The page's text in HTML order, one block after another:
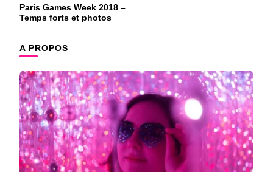
d'article
Paris Games Week 2018 –
Temps forts et photos
A PROPOS